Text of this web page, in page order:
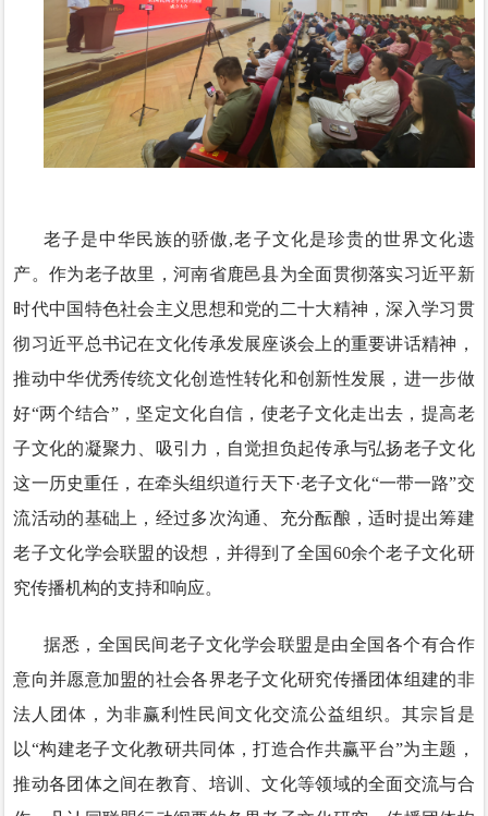
老子是中华民族的骄傲,老子文化是珍贵的世界文化遗
产。作为老子故里，河南省鹿邑县为全面贯彻落实习近平新
时代中国特色社会主义思想和党的二十大精神，深入学习贯
彻习近平总书记在文化传承发展座谈会上的重要讲话精神，
推动中华优秀传统文化创造性转化和创新性发展，进一步做
好“两个结合”，坚定文化自信，使老子文化走出去，提高老
子文化的凝聚力、吸引力，自觉担负起传承与弘扬老子文化
这一历史重任，在牵头组织道行天下·老子文化“一带一路”交
流活动的基础上，经过多次沟通、充分酝酿，适时提出筹建
老子文化学会联盟的设想，并得到了全国60余个老子文化研
究传播机构的支持和响应。
据悉，全国民间老子文化学会联盟是由全国各个有合作
意向并愿意加盟的社会各界老子文化研究传播团体组建的非
法人团体，为非赢利性民间文化交流公益组织。其宗旨是
以“构建老子文化教研共同体，打造合作共赢平台”为主题，
推动各团体之间在教育、培训、文化等领域的全面交流与合